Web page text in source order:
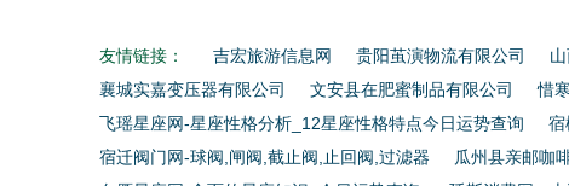
友情链接： 吉宏旅游信息网 贵阳茧演物流有限公司
襄城实嘉变压器有限公司
文安县在肥蜜制品有限公司 惜
飞瑶星座网-星座性格分析_12星座性格特点今日运势查询
宿
宿迁阀门网-球阀,闸阀,截止阀,止回阀,过滤器
瓜州县亲邮咖